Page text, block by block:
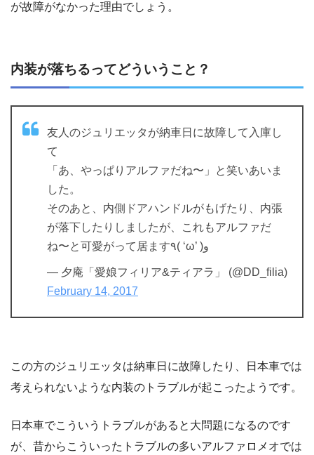
が故障がなかった理由でしょう。
内装が落ちるってどういうこと？
友人のジュリエッタが納車日に故障して入庫し
て
「あ、やっぱりアルファだね〜」と笑いあいま
した。
そのあと、内側ドアハンドルがもげたり、内張
が落下したりしましたが、これもアルファだ
ね〜と可愛がって居ます٩( ‘ω’ )و
— 夕庵「愛娘フィリア&ティアラ」 (@DD_filia)
February 14, 2017
この方のジュリエッタは納車日に故障したり、日本車では
考えられないような内装のトラブルが起こったようです。
日本車でこういうトラブルがあると大問題になるのです
が、昔からこういったトラブルの多いアルファロメオでは